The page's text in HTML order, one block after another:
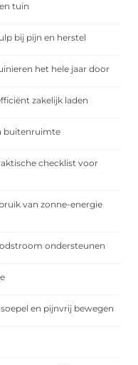
tuin
bij pijn en herstel
het hele jaar door
zakelijk laden
buitenruimte
checklist voor
van zonne-energie
ondersteunen
en pijnvrij bewegen